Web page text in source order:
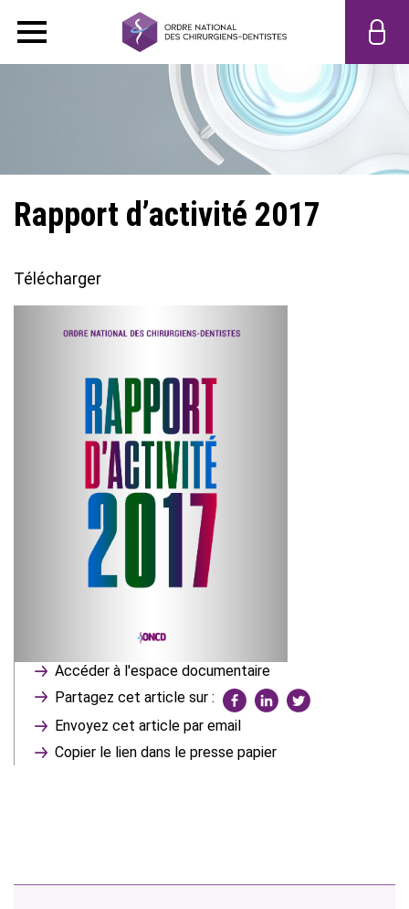
Rapport d’activité 2017
Télécharger
Accéder à l'espace documentaire
Partagez cet article sur :
Envoyez cet article par email
Copier le lien dans le presse papier